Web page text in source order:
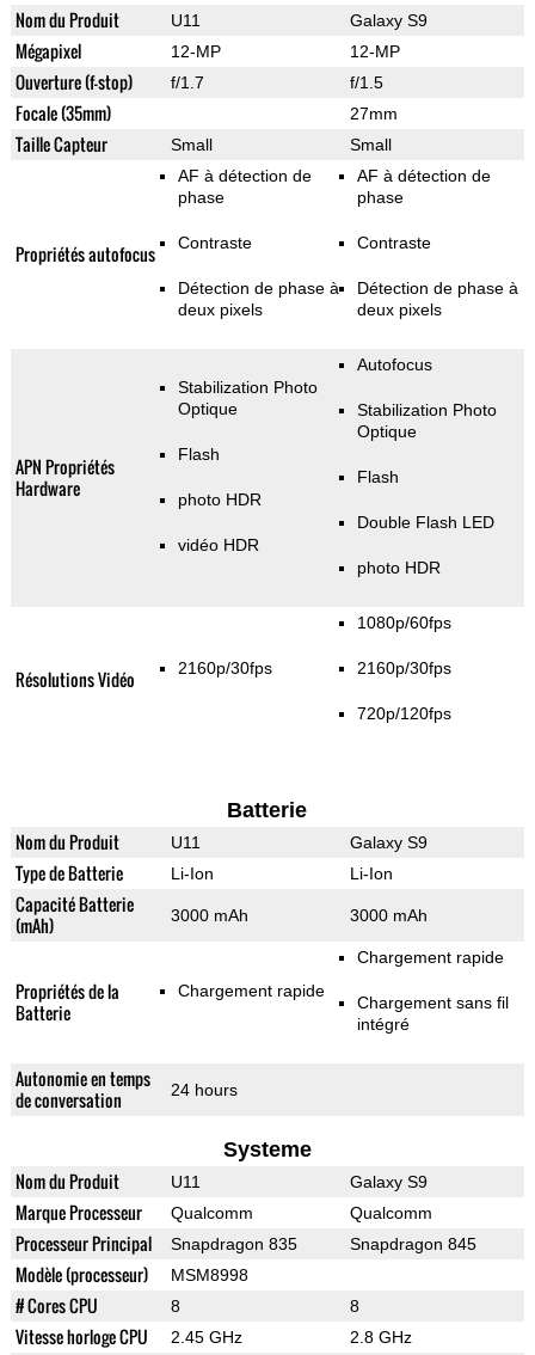
Nom du Produit U11 Galaxy S9
Mégapixel 12-MP 12-MP
Ouverture (f-stop) f/1.7 f/1.5
Focale (35mm) 27mm
Taille Capteur Small Small
Propriétés autofocus
AF à détection de
phase
Contraste
Détection de phase à
deux pixels
AF à détection de
phase
Contraste
Détection de phase à
deux pixels
APN Propriétés
Hardware
Stabilization Photo
Optique
Flash
photo HDR
vidéo HDR
Autofocus
Stabilization Photo
Optique
Flash
Double Flash LED
photo HDR
Résolutions Vidéo 2160p/30fps
1080p/60fps
2160p/30fps
720p/120fps
Batterie
Nom du Produit U11 Galaxy S9
Type de Batterie Li-Ion Li-Ion
Capacité Batterie
(mAh)
3000 mAh 3000 mAh
Propriétés de la
Batterie
Chargement rapide
Chargement rapide
Chargement sans fil
intégré
Autonomie en temps
de conversation
24 hours
Systeme
Nom du Produit U11 Galaxy S9
Marque Processeur Qualcomm Qualcomm
Processeur Principal Snapdragon 835 Snapdragon 845
Modèle (processeur) MSM8998
# Cores CPU 8 8
Vitesse horloge CPU 2.45 GHz 2.8 GHz